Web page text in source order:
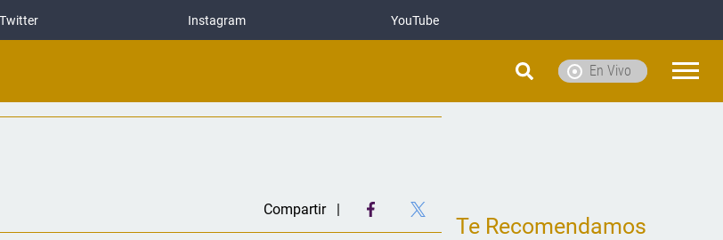
Twitter Instagram YouTube
En Vivo
Compartir
Te Recomendamos